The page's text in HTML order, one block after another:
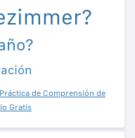
Práctica de Comprensión de
Gratis